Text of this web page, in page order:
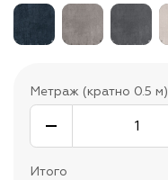
Метраж (кратно 0.5 м)
Итого